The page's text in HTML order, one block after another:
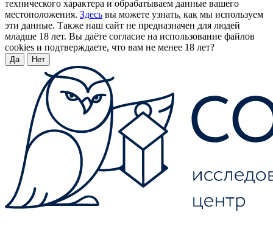
технического характера и обрабатываем данные вашего
местоположения. Здесь вы можете узнать, как мы используем
эти данные. Также наш сайт не предназначен для людей
младше 18 лет. Вы даёте согласие на использование файлов
cookies и подтверждаете, что вам не менее 18 лет?
Да Нет